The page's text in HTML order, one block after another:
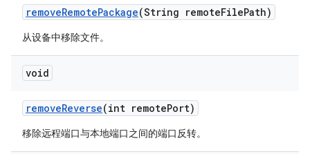
removeRemotePackage(String remoteFilePath)
从设备中移除文件。
void
removeReverse(int remotePort)
移除远程端口与本地端口之间的端口反转。